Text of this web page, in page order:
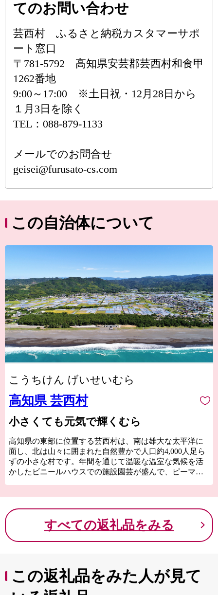
てのお問い合わせ
芸西村 ふるさと納税カスタマーサポ
ート窓口
〒781-5792 高知県安芸郡芸西村和食甲
1262番地
9:00～17:00 ※土日祝・12月28日から
１月3日を除く
TEL：088-879-1133
メールでのお問合せ
geisei@furusato-cs.com
この自治体について
こうちけん げいせいむら
高知県 芸西村
小さくても元気で輝くむら
高知県の東部に位置する芸西村は、南は雄大な太平洋に
面し、北は山々に囲まれた自然豊かで人口約4,000人足ら
ずの小さな村です。年間を通じて温暖な温室な気候を活
かしたビニールハウスでの施設園芸が盛んで、ピーマン
るゴルフ場、「黒潮カントリークラブ」「土佐カントリ
ークラブ」の２つがあるゴルフの村でもあります。
すべての返礼品をみる
この返礼品をみた人が見て